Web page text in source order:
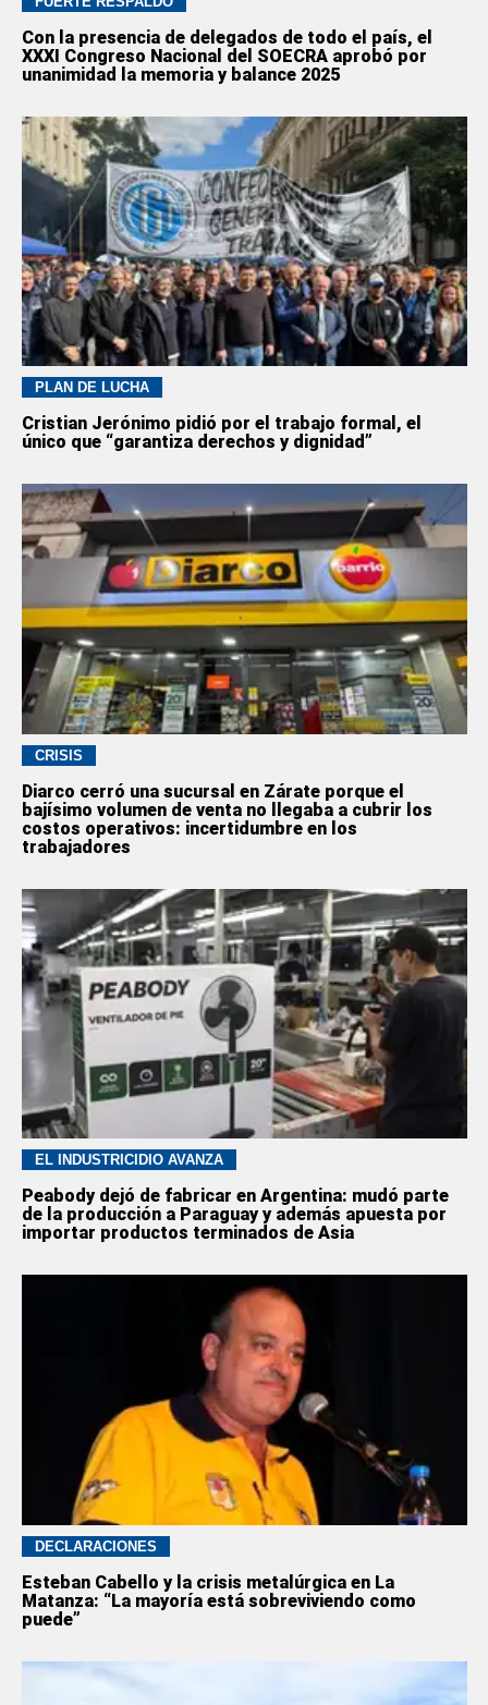
Con la presencia de delegados de todo el país, el
XXXI Congreso Nacional del SOECRA aprobó por
unanimidad la memoria y balance 2025
PLAN DE LUCHA
Cristian Jerónimo pidió por el trabajo formal, el
único que “garantiza derechos y dignidad”
CRISIS
Diarco cerró una sucursal en Zárate porque el
bajísimo volumen de venta no llegaba a cubrir los
costos operativos: incertidumbre en los
trabajadores
EL INDUSTRICIDIO AVANZA
Peabody dejó de fabricar en Argentina: mudó parte
de la producción a Paraguay y además apuesta por
importar productos terminados de Asia
DECLARACIONES
Esteban Cabello y la crisis metalúrgica en La
Matanza: “La mayoría está sobreviviendo como
puede”